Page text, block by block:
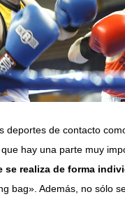
deportes de contacto
hay una parte muy
se realiza de forma
bag». Además, no sólo